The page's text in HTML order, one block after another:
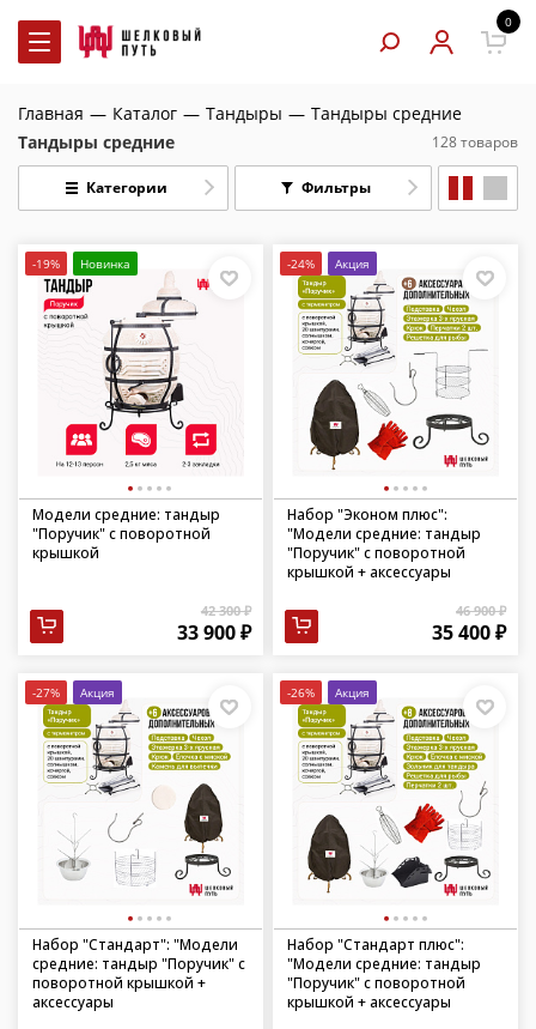
0
Главная — Каталог — Тандыры — Тандыры средние
Тандыры средние
128 товаров
Категории Фильтры
-19% Новинка
Модели средние: тандыр
"Поручик" с поворотной
крышкой
42 300 ₽
33 900 ₽
-24% Акция
Набор "Эконом плюс":
"Модели средние: тандыр
"Поручик" с поворотной
крышкой + аксессуары
46 900 ₽
35 400 ₽
-27% Акция
Набор "Стандарт": "Модели
средние: тандыр "Поручик" с
поворотной крышкой +
аксессуары
-26% Акция
Набор "Стандарт плюс":
"Модели средние: тандыр
"Поручик" с поворотной
крышкой + аксессуары